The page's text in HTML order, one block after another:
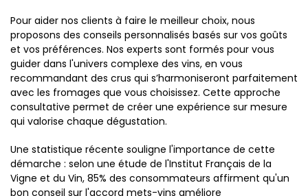
Pour aider nos clients à faire le meilleur choix, nous
proposons des conseils personnalisés basés sur vos goûts
et vos préférences. Nos experts sont formés pour vous
guider dans l'univers complexe des vins, en vous
recommandant des crus qui s’harmoniseront parfaitement
avec les fromages que vous choisissez. Cette approche
consultative permet de créer une expérience sur mesure
qui valorise chaque dégustation.
Une statistique récente souligne l'importance de cette
démarche : selon une étude de l'Institut Français de la
Vigne et du Vin, 85% des consommateurs affirment qu'un
bon conseil sur l'accord mets-vins améliore